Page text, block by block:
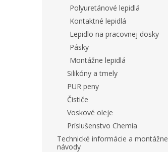
Polyuretánové lepidlá
Kontaktné lepidlá
Lepidlo na pracovnej dosky
Pásky
Montážne lepidlá
Silikóny a tmely
PUR peny
Čističe
Voskové oleje
Príslušenstvo Chemia
Technické informácie a montážne
návody